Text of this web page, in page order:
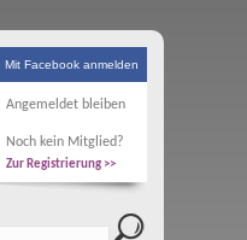
Mit Facebook anmelden
Angemeldet bleiben
Noch kein Mitglied?
Zur Registrierung >>